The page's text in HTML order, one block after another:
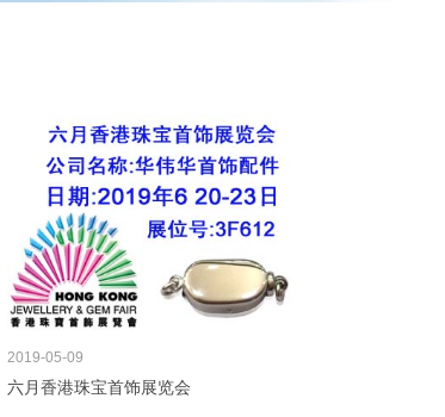
2019 05-09
六月香港珠宝首饰展览会